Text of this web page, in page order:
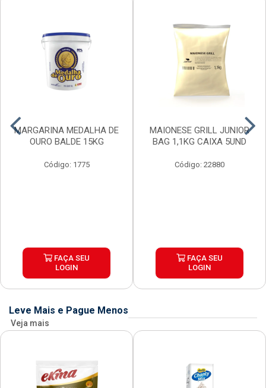
MARGARINA MEDALHA DE
OURO BALDE 15KG
Código: 1775
FAÇA SEU
LOGIN
MAIONESE GRILL JUNIOR
BAG 1,1KG CAIXA 5UND
Código: 22880
FAÇA SEU
LOGIN
Leve Mais e Pague Menos
Veja mais